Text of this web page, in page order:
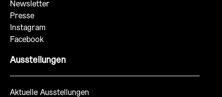
Newsletter
Presse
Instagram
Facebook
Ausstellungen
Aktuelle Ausstellungen